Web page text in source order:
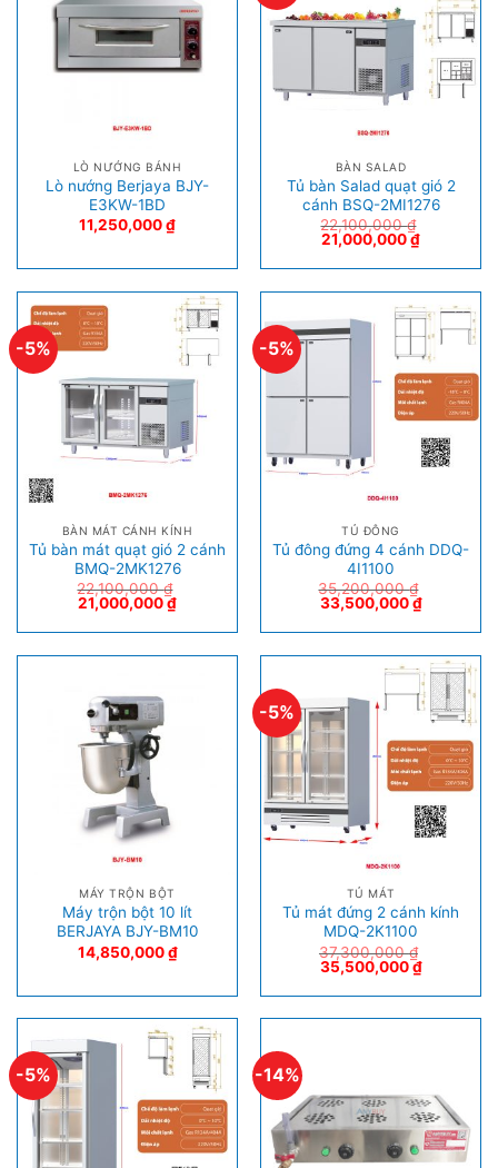
LÒ NƯỚNG BÁNH
Lò nướng Berjaya BJY-
E3KW-1BD
11,250,000₫
BÀN SALAD
Tủ bàn Salad quạt gió 2
cánh BSQ-2MI1276
22,100,000₫
21,000,000₫
-5%
BÀN MÁT CÁNH KÍNH
Tủ bàn mát quạt gió 2 cánh
BMQ-2MK1276
22,100,000₫
21,000,000₫
-5%
TỦ ĐÔNG
Tủ đông đứng 4 cánh DDQ-
4I1100
35,200,000₫
33,500,000₫
MÁY TRỘN BỘT
Máy trộn bột 10 lít
BERJAYA BJY-BM10
14,850,000₫
-5%
TỦ MÁT
Tủ mát đứng 2 cánh kính
MDQ-2K1100
37,300,000₫
35,500,000₫
-5% -14%